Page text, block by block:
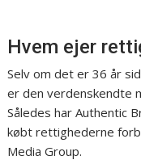
Hvem ejer
Selv om det er 36 år
er den verdenskendte
Således har Authentic
købt rettighederne
Media Group.